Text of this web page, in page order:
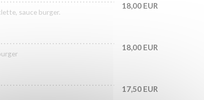
sauce burger.
18,00 EUR
18,00 EUR
17,50 EUR